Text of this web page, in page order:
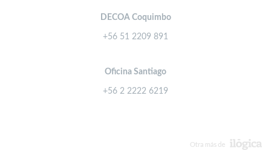
DECOA Coquimbo
+56 51 2209 891
Oficina Santiago
+56 2 2222 6219